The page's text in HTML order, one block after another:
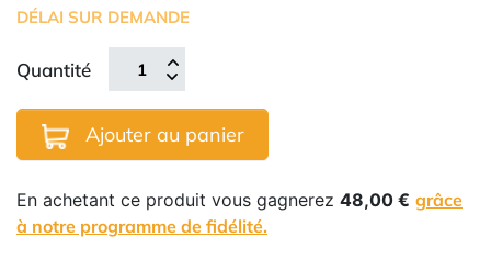
DÉLAI SUR DEMANDE
Quantité
Ajouter au panier
En achetant ce produit vous gagnerez 48,00 € grâce
à notre programme de fidélité.